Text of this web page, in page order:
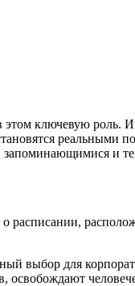
этом ключевую роль.
запоминающимися и
расписании,
выбор для